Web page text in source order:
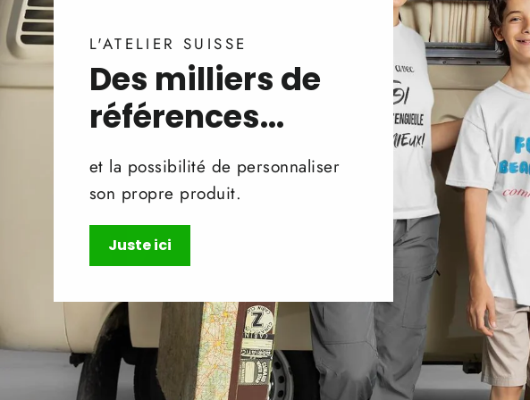
L'ATELIER SUISSE
Des milliers de
références...
et la possibilité de personnaliser
son propre produit.
Juste ici